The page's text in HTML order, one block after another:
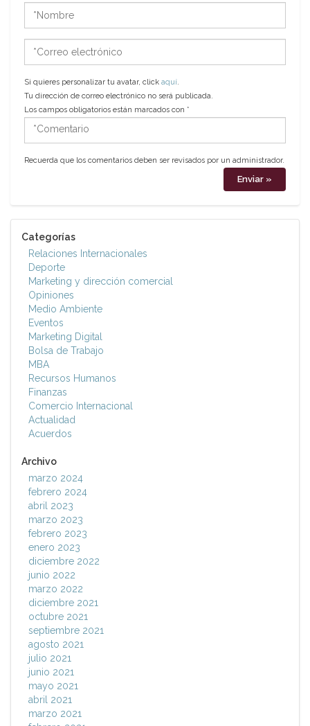
electrónico
Si quieres personalizar tu avatar, click aquí.
Tu dirección de correo electrónico no será publicada.
Los campos obligatorios están marcados con *
*Comentario
Recuerda que los comentarios deben ser revisados por un administrador.
Categorías
Relaciones Internacionales
Deporte
Marketing y dirección comercial
Opiniones
Medio Ambiente
Eventos
Marketing Digital
Bolsa de Trabajo
MBA
Recursos Humanos
Finanzas
Comercio Internacional
Actualidad
Acuerdos
Archivo
marzo 2024
febrero 2024
abril 2023
marzo 2023
febrero 2023
enero 2023
diciembre 2022
junio 2022
marzo 2022
diciembre 2021
octubre 2021
septiembre 2021
agosto 2021
julio 2021
junio 2021
mayo 2021
abril 2021
marzo 2021